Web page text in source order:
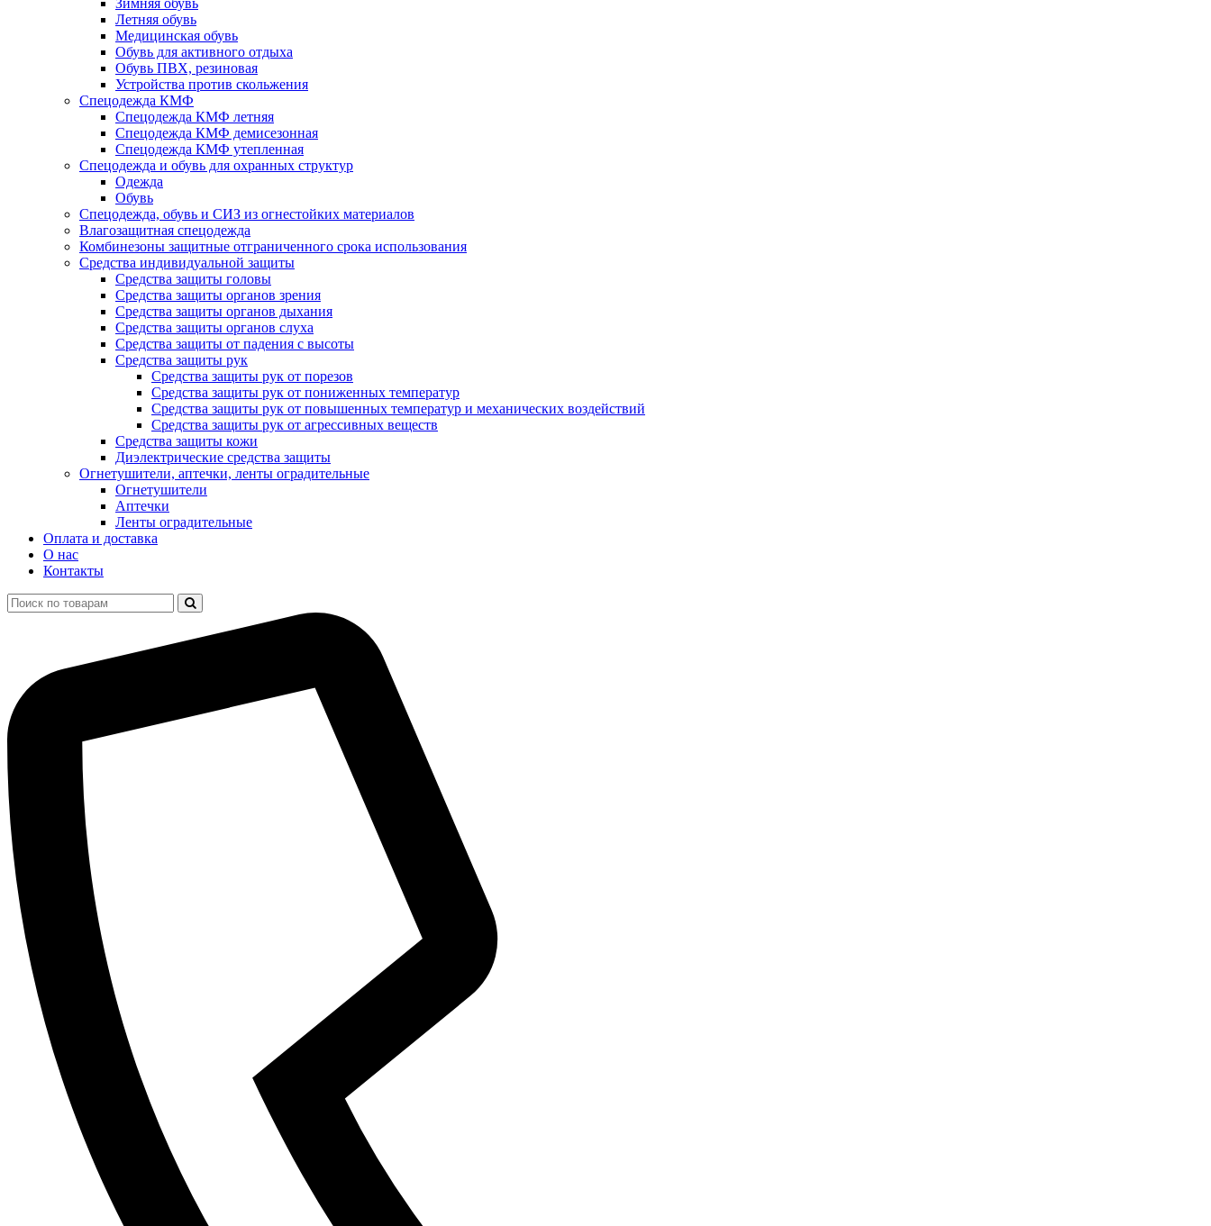
Зимняя обувь
Летняя обувь
Медицинская обувь
Обувь для активного отдыха
Обувь ПВХ, резиновая
Устройства против скольжения
Спецодежда КМФ
Спецодежда КМФ летняя
Спецодежда КМФ демисезонная
Спецодежда КМФ утепленная
Спецодежда и обувь для охранных структур
Одежда
Обувь
Спецодежда, обувь и СИЗ из огнестойких материалов
Влагозащитная спецодежда
Комбинезоны защитные отграниченного срока использования
Средства индивидуальной защиты
Средства защиты головы
Средства защиты органов зрения
Средства защиты органов дыхания
Средства защиты органов слуха
Средства защиты от падения с высоты
Средства защиты рук
Средства защиты рук от порезов
Средства защиты рук от пониженных температур
Средства защиты рук от повышенных температур и механических воздействий
Средства защиты рук от агрессивных веществ
Средства защиты кожи
Диэлектрические средства защиты
Огнетушители, аптечки, ленты оградительные
Огнетушители
Аптечки
Ленты оградительные
Оплата и доставка
О нас
Контакты